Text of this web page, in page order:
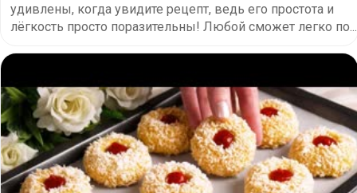
удивлены, когда увидите рецепт, ведь его простота и
лёгкость просто поразительны! Любой сможет легко по...